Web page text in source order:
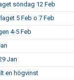
söndag 12 Feb
5 Feb o 7 Feb
4-5 Feb
Jan
en högvinst